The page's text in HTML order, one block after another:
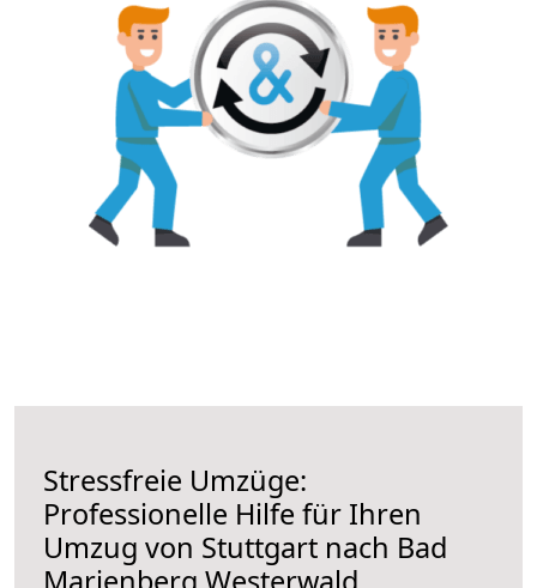
Stressfreie Umzüge:
Professionelle Hilfe für Ihren
Umzug von Stuttgart nach Bad